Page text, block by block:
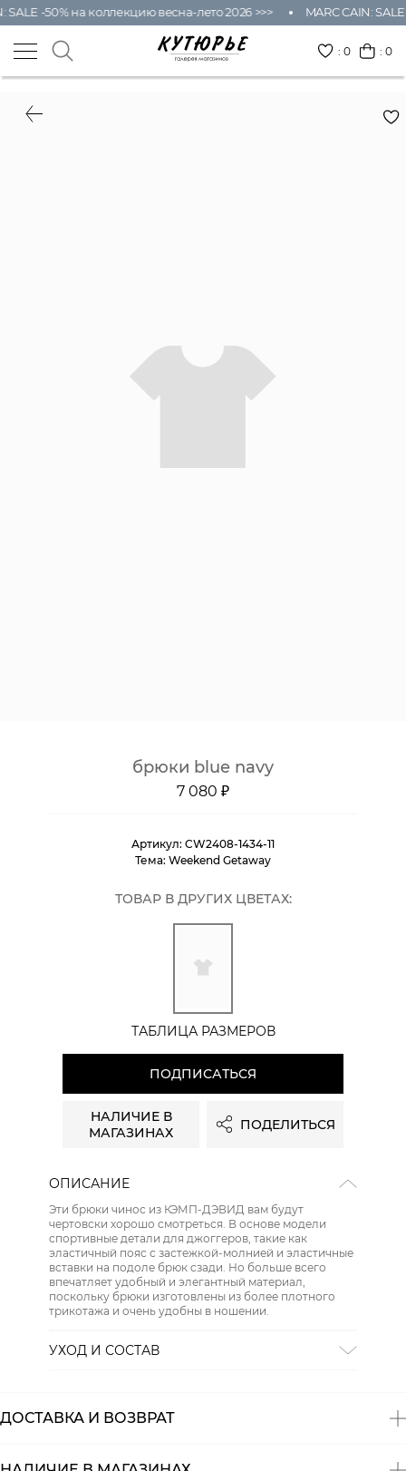
-50% на коллекцию весна-лето 2026 >>> MARC CAIN:
:0 : 0
брюки blue navy
7 080 ₽
Артикул: CW2408-1434-11
Тема: Weekend Getaway
ТОВАР В ДРУГИХ ЦВЕТАХ:
ТАБЛИЦА РАЗМЕРОВ
ПОДПИСАТЬСЯ
НАЛИЧИЕ В
МАГАЗИНАХ
ПОДЕЛИТЬСЯ
ОПИСАНИЕ
Эти брюки чинос из КЭМП-ДЭВИД вам будут
чертовски хорошо смотреться. В основе модели
спортивные детали для джоггеров, такие как
эластичный пояс с застежкой-молнией и эластичные
вставки на подоле брюк сзади. Но больше всего
впечатляет удобный и элегантный материал,
поскольку брюки изготовлены из более плотного
трикотажа и очень удобны в ношении.
УХОД И СОСТАВ
ДОСТАВКА И ВОЗВРАТ